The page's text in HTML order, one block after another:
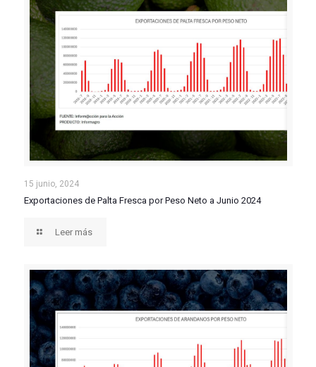
Exportaciones de Palta Fresca por Peso Neto a Junio
15 junio, 2024
Exportaciones de Palta Fresca por Peso Neto a Junio 2024
Leer más